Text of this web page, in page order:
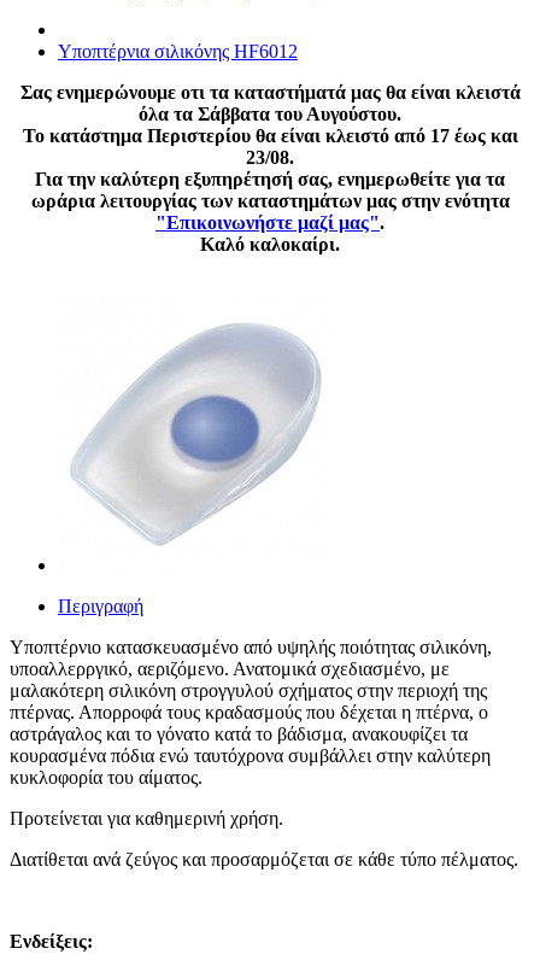
Υποπτέρνια σιλικόνης HF6012
Σας ενημερώνουμε οτι τα καταστήματά μας θα είναι κλειστά
όλα τα Σάββατα του Αυγούστου.
Το κατάστημα Περιστερίου θα είναι κλειστό από 17 έως και
23/08.
Για την καλύτερη εξυπηρέτησή σας, ενημερωθείτε για τα
ωράρια λειτουργίας των καταστημάτων μας στην ενότητα
"Επικοινωνήστε μαζί μας".
Καλό καλοκαίρι.
Περιγραφή
Υποπτέρνιο κατασκευασμένo από υψηλής ποιότητας σιλικόνη,
υποαλλερργικό, αεριζόμενο. Ανατομικά σχεδιασμένο, με
μαλακότερη σιλικόνη στρογγυλού σχήματος στην περιοχή της
πτέρνας. Απορροφά τους κραδασμούς που δέχεται η πτέρνα, ο
αστράγαλος και το γόνατο κατά το βάδισμα, ανακουφίζει τα
κουρασμένα πόδια ενώ ταυτόχρονα συμβάλλει στην καλύτερη
κυκλοφορία του αίματος.
Προτείνεται για καθημερινή χρήση.
Διατίθεται ανά ζεύγος και προσαρμόζεται σε κάθε τύπο πέλματος.
Ενδείξεις: